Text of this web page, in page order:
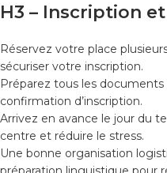
H3 – Inscription
Réservez votre place
sécuriser votre inscription.
Préparez tous les
confirmation d’inscription.
Arrivez en avance le jour du
centre et réduire le stress.
Une bonne organisation